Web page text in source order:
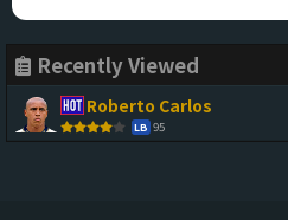
Recently Viewed
Roberto Carlos
LB 95